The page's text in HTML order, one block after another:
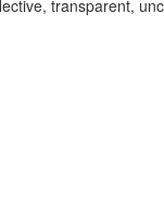
transparent,